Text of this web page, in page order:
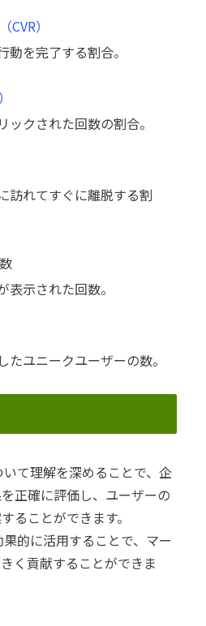
）
動を完了する割合。
ックされた回数の割合。
訪れてすぐに離脱する割
表示された回数。
たユニークユーザーの数。
て理解を深めることで、企
正確に評価し、ユーザーの
ることができます。
的に活用することで、マー
く貢献することができま